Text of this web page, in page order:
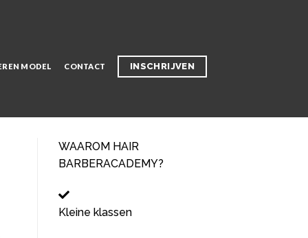
MODEL CONTACT INSCHRIJVEN
WAAROM HAIR
BARBERACADEMY?
Kleine klassen